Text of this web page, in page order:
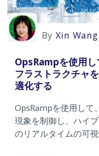
By Xin Wang
OpsRampを使用
フラストラクチャ
適化する
OpsRampを使用して
現象を制御し、ハイ
のリアルタイムの可視